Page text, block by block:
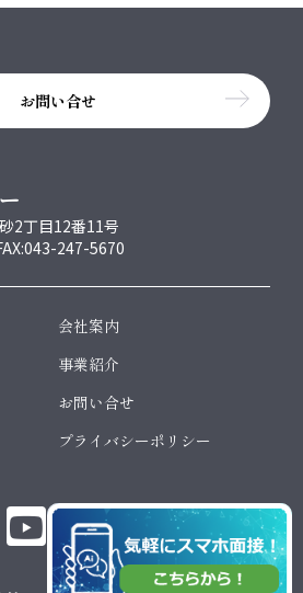
お問い合せ
2丁目12番11号
247-5670
会社案内
事業紹介
お問い合せ
プライバシーポリシー